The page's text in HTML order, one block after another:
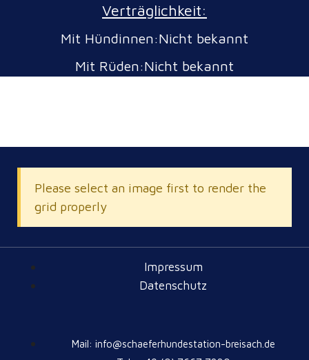
Verträglichkeit:
Mit Hündinnen:Nicht bekannt
Mit Rüden:Nicht bekannt
Please select an image first to render the
grid properly
Impressum
Datenschutz
Mail: info@schaeferhundestation-breisach.de